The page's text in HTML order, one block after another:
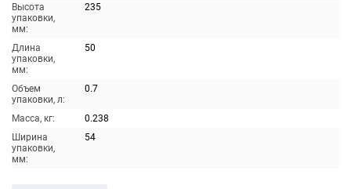
Высота
упаковки,
мм:
235
Длина
упаковки,
мм:
50
Объем
упаковки, л:
0.7
Масса, кг:
0.238
Ширина
упаковки,
мм:
54